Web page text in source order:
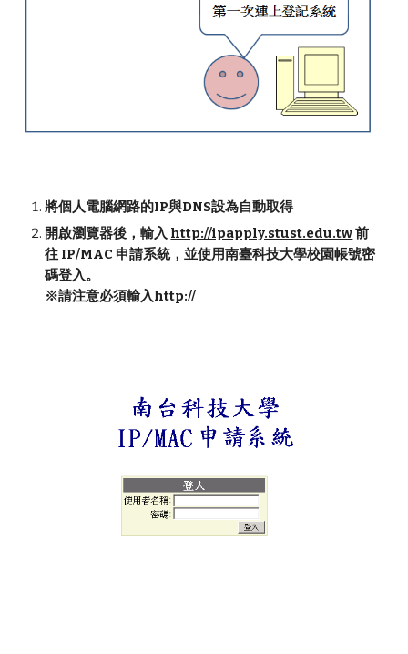
將個人電腦網路的IP與DNS設為自動取得
開啟瀏覽器後，輸入 http://ipapply.stust.edu.tw前
往 IP/MAC 申請系統，並使用南臺科技大學校園帳號密
碼登入。
※請注意必須輸入http://